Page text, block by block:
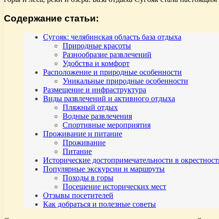
Содержание статьи:
Сугояк: челябинская область база отдыха
Природные красоты
Разнообразие развлечений
Удобства и комфорт
Расположение и природные особенности
Уникальные природные особенности
Размещение и инфраструктура
Виды развлечений и активного отдыха
Пляжный отдых
Водные развлечения
Спортивные мероприятия
Проживание и питание
Проживание
Питание
Исторические достопримечательности в
Популярные экскурсии и маршруты
Походы в горы
Посещение исторических мест
Отзывы посетителей
Как добраться и полезные советы